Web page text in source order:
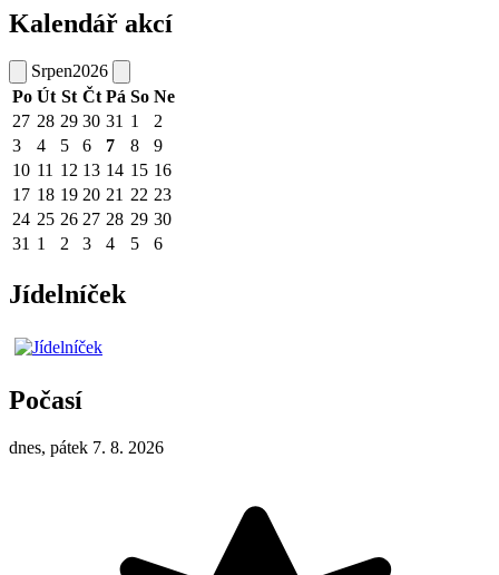
Kalendář akcí
Srpen2026
Po Út St Čt Pá So Ne
27 28 29 30 31 1
2
3
4 5 6 7 8
9
10 11 12 13 14 15 16
17 18 19 20 21 22 23
24 25 26 27 28 29 30
31 1 2 3 4 5 6
Jídelníček
Počasí
dnes, pátek 7. 8. 2026